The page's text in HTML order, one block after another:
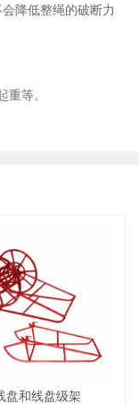
降低整绳的破断力
重等。
盘和线盘级架